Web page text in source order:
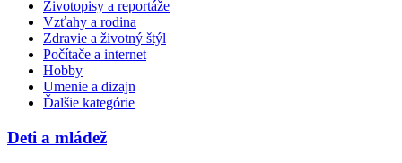
Životopisy a reportáže
Vzťahy a rodina
Zdravie a životný štýl
Počítače a internet
Hobby
Umenie a dizajn
Ďalšie kategórie
Deti a mládež